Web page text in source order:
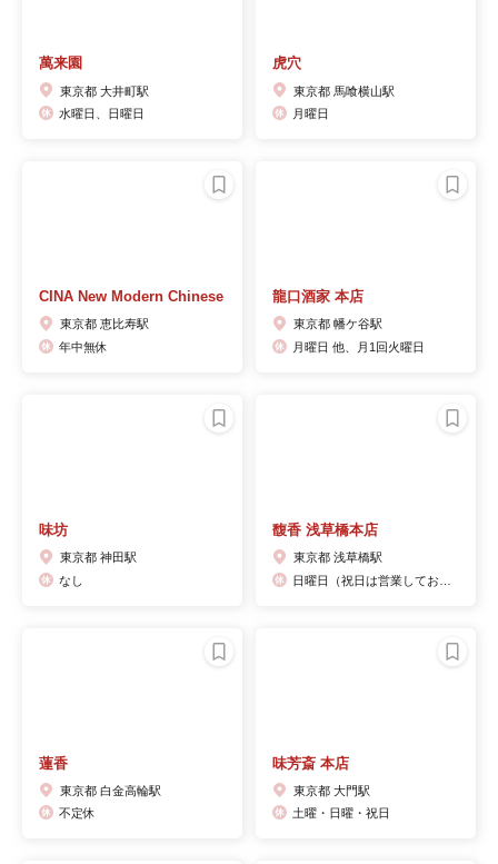
萬来園
東京都 大井町駅
水曜日、日曜日
虎穴
東京都 馬喰横山駅
月曜日
CINA New Modern Chinese
東京都 恵比寿駅
年中無休
龍口酒家 本店
東京都 幡ケ谷駅
月曜日 他、月1回火曜日
味坊
東京都 神田駅
なし
馥香 浅草橋本店
東京都 浅草橋駅
蓮香
東京都 白金高輪駅
不定休
味芳斎 本店
東京都 大門駅
土曜・日曜・祝日